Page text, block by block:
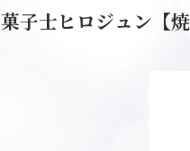
菓子士ヒロジュン【